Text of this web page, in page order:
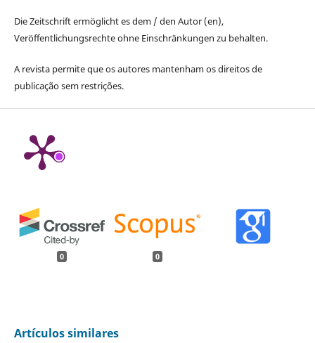
Die Zeitschrift ermöglicht es dem / den Autor (en),
Veröffentlichungsrechte ohne Einschränkungen zu behalten.
A revista permite que os autores mantenham os direitos de
publicação sem restrições.
0 0
Artículos similares